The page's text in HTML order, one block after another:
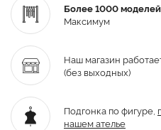
Более 1000 моделей
Максимум
Наш магазин
(без выходных)
Подгонка по фигуре,
нашем ателье